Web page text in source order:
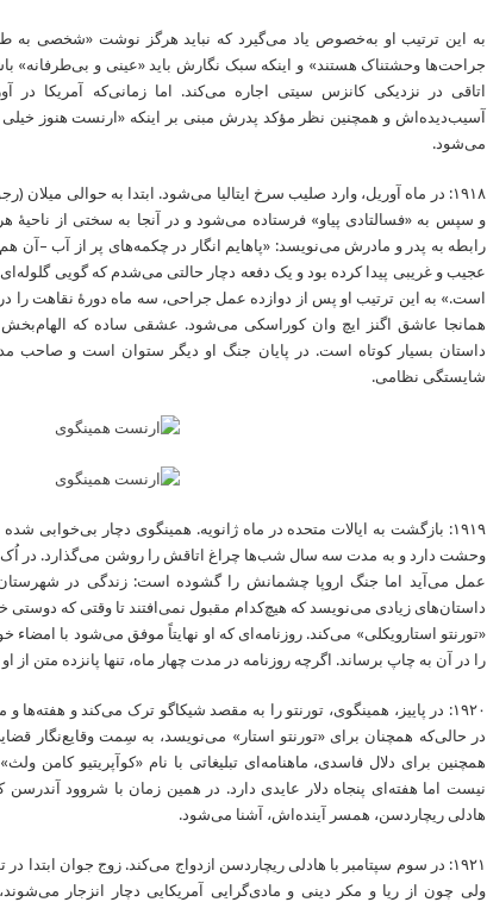
به این ترتیب او به‌‌‌‌‌‌‌‌‌‌‌‌خصوص یاد می‌گیرد که نباید هرگز نوشت «شخصی‌
جراحت‌ها وحشتناک هستند» و اینکه سبک نگارش باید «عینی و بی‌‌‌‌‌‌‌‌‌‌‌‌طرفانه»
آسیب‌‌‌‌‌‌‌‌‌‌‌‌دیده‌اش و همچنین نظر مؤکد پدرش مبنی بر اینکه «ارنست هنوز
می‌شود.
۱۹۱۸: در ماه آوریل، وارد صلیب سرخ ایتالیا می‌شود. ابتدا به حوالی
رابطه به پدر و مادرش می‌نویسد: «پاهایم انگار در چکمه‌های پر از آب
عجیب و غریبی پیدا کرده بود و یک دفعه دچار حالتی می‌شدم که گویی
است.» به این‌ ترتیب او پس از دوازده عمل جراحی، سه ماه دورۀ نقاهت را در
همانجا عاشق اگنز ایچ وان کوراسکی می‌شود. عشقی ساده که الهام‌بخش
داستان بسیار کوتاه است. در پایان جنگ او دیگر ستوان است و صاحب
شایستگی نظامی.
۱۹۱۹: بازگشت به ایالات متحده در ماه ژانویه. همینگوی دچار بی‌‌‌‌‌‌‌‌‌‌‌‌خوابی
وحشت دارد و به مدت سه سال شب‌‌‌‌‌‌‌‌‌‌‌‌ها چراغ اتاقش را روشن می‌گذارد. در
عمل می‌آید اما جنگ اروپا چشمانش را گشوده است: زندگی در
داستان‌‌‌‌‌‌‌‌‌‌‌‌های زیادی می‌نویسد که هیچ‌‌‌‌‌‌‌‌‌‌‌‌کدام‌ مقبول نمی‌افتند تا وقتی که دوستی
«تورنتو استارویکلی» می‌کند. روزنامه‌ای که او نهایتاً موفق می‌شود با امضاء
را در آن به چاپ برساند. اگرچه روزنامه در مدت چهار ماه، تنها پانزده متن از
۱۹۲۰: در پاییز، همینگوی، تورنتو را به مقصد شیکاگو ترک می‌کند و
در حالی‌‌‌‌‌‌‌‌‌‌‌‌که همچنان برای «تورنتو استار» می‌نویسد، به سِمت وقایع‌‌‌‌‌‌‌‌‌‌‌‌نگار
همچنین برای دلال فاسدی، ماهنامه‌ای تبلیغاتی با نام‌ «کوآپریتیو کامن
نیست اما هفته‌ای پنجاه دلار عایدی‌ دارد. در همین زمان با شروود آندرسن
هادلی ریچاردسن، همسر آینده‌اش، آشنا می‌شود.
۱۹۲۱: در سوم سپتامبر با هادلی ریچاردسن ازدواج می‌کند. زوج جوان ابتدا
ولی چون از ریا و مکر دینی و مادی‌گرایی آمریکایی دچار انزجار